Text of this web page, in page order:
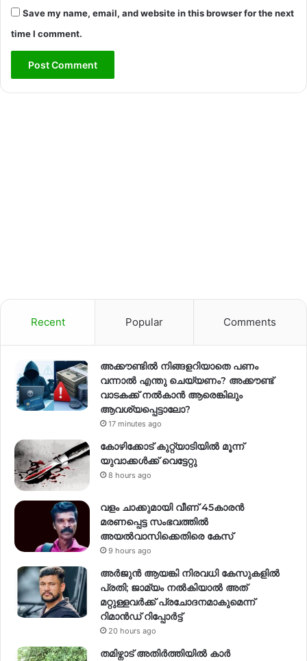
Save my name, email, and website in this browser for the next
time I comment.
Recent Popular Comments
അക്കൗണ്ടില്‍ നിങ്ങളറിയാതെ പണം
വന്നാല്‍ എന്തു ചെയ്യണം? അക്കൗണ്ട്
വാടകക്ക് നല്‍കാന്‍ ആരെങ്കിലും
ആവശ്യപ്പെട്ടാലോ?
17 minutes ago
കോഴിക്കോട് കുറ്റ്യാടിയിൽ മൂന്ന്
യുവാക്കൾക്ക് വെട്ടേറ്റു
8 hours ago
വളം ചാക്കുമായി വീണ് 45കാരൻ
മരണപ്പെട്ട സംഭവത്തിൽ
അയൽവാസിക്കെതിരെ കേസ്
9 hours ago
അര്‍ജുന്‍ ആയങ്കി നിരവധി കേസുകളില്‍
പ്രതി; ജാമ്യം നല്‍കിയാല്‍ അത്
മറ്റുള്ളവര്‍ക്ക് പ്രചോദനമാകുമെന്ന്
റിമാന്‍ഡ് റിപ്പോര്‍ട്ട്
20 hours ago
തമിഴ്നാട് അതിർത്തിയിൽ കാർ